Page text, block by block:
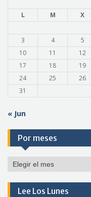
L M X
3
4 5
10
11 12
17
18 19
24
25 26
31
« Jun
Por meses
Por
Lee Los Lunes